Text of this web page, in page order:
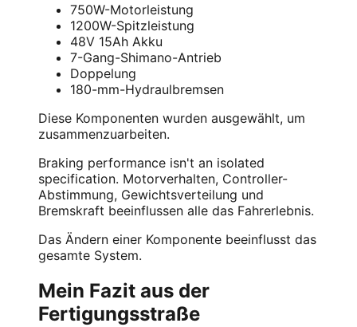
750W-Motorleistung
1200W-Spitzleistung
48V 15Ah Akku
7-Gang-Shimano-Antrieb
Doppelung
180-mm-Hydraulbremsen
Diese Komponenten wurden ausgewählt, um
zusammenzuarbeiten.
Braking performance isn't an isolated
specification. Motorverhalten, Controller-
Abstimmung, Gewichtsverteilung und
Bremskraft beeinflussen alle das Fahrerlebnis.
Das Ändern einer Komponente beeinflusst das
gesamte System.
Mein Fazit aus der
Fertigungsstraße